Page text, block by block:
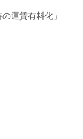
運賃有料化」